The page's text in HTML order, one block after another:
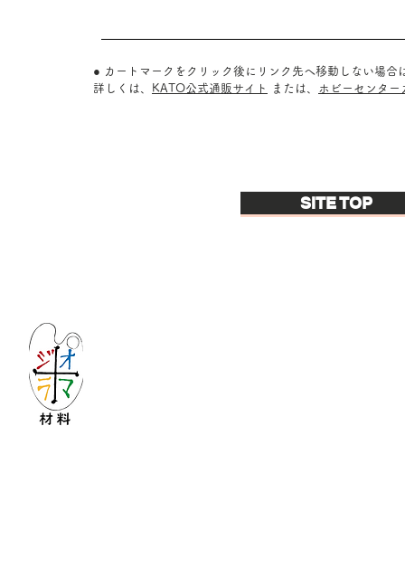
● カートマークをクリック後にリンク先へ移動しない場
詳しくは、
KATO公式通販サイト または、 ホビーセンター
SITE TOP